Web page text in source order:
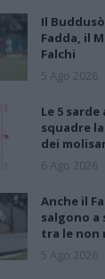
Il
Fadda, il
Falchi
5 Ago 2026
Le 5
squadre
dei
6 Ago 2026
Anche il
salgono a
tra le non
5 Ago 2026